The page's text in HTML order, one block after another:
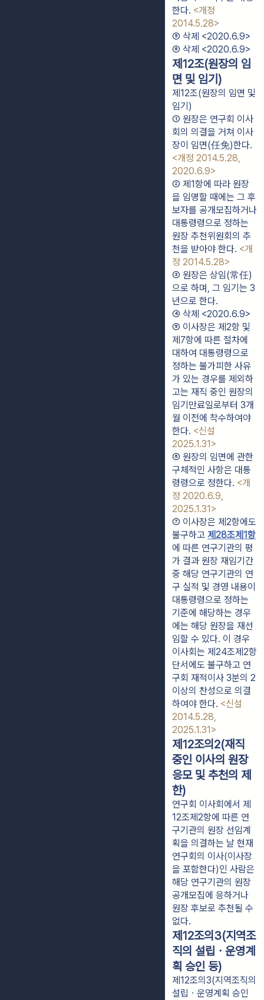
한다. <개정
2014.5.28>
⑤ 삭제 <2020.6.9>
⑥ 삭제 <2020.6.9>
제12조(원장의 임
면 및 임기)
제12조(원장의 임면 및
임기)
① 원장은 연구회 이사
회의 의결을 거쳐 이사
<개정 2014.5.28,
2020.6.9>
② 제1항에 따라 원장
을 임명할 때에는 그 후
보자를 공개모집하거나
대통령령으로 정하는
원장 추천위원회의 추
천을 받아야 한다. <개
정 2014.5.28>
③ 원장은 상임(常任)
으로 하며, 그 임기는 3
년으로 한다.
④ 삭제 <2020.6.9>
⑤ 이사장은 제2항 및
제7항에 따른 절차에
대하여 대통령령으로
정하는 불가피한 사유
가 있는 경우를 제외하
고는 재직 중인 원장의
임기만료일로부터 3개
월 이전에 착수하여야
한다. <신설
2025.1.31>
⑥ 원장의 임면에 관한
구체적인 사항은 대통
령령으로 정한다. <개
정 2020.6.9,
2025.1.31>
⑦ 이사장은 제2항에도
불구하고 제28조제1항
에 따른 연구기관의 평
가 결과 원장 재임기간
중 해당 연구기관의 연
구 실적 및 경영 내용이
대통령령으로 정하는
기준에 해당하는 경우
에는 해당 원장을 재선
임할 수 있다. 이 경우
이사회는 제24조제2항
단서에도 불구하고 연
구회 재적이사 3분의 2
이상의 찬성으로 의결
하여야 한다. <신설
2014.5.28,
2025.1.31>
제12조의2(재직
중인 이사의 원장
응모 및 추천의 제
한)
연구회 이사회에서 제
12조제2항에 따른 연
구기관의 원장 선임계
획을 의결하는 날 현재
연구회의 이사(이사장
을 포함한다)인 사람은
해당 연구기관의 원장
공개모집에 응하거나
원장 후보로 추천될 수
없다.
제12조의3(지역조
직의 설립ㆍ운영계
획 승인 등)
제12조의3(지역조직의
설립ㆍ운영계획 승인